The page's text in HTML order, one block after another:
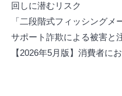
回しに潜むリスク
「二段階式フィッシングメ
サポート詐欺による被害と
【2026年5月版】消費者に